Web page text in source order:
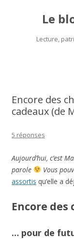
Le
Lecture,
Encore des
cadeaux (de
5 réponses
Aujourd’hui, c’est
parole
Vous
assortis qu’elle a
Encore des
… pour de